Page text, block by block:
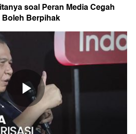
soal Peran Media Cegah
Boleh Berpihak